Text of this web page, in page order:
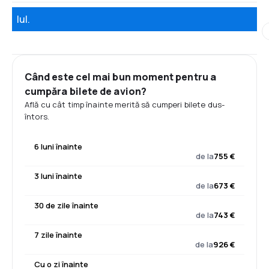
Iul.
Când este cel mai bun moment pentru a
cumpăra bilete de avion?
Află cu cât timp înainte merită să cumperi bilete dus-
întors.
6 luni înainte
de la755 €
3 luni înainte
de la673 €
30 de zile înainte
de la743 €
7 zile înainte
de la926 €
Cu o zi înainte